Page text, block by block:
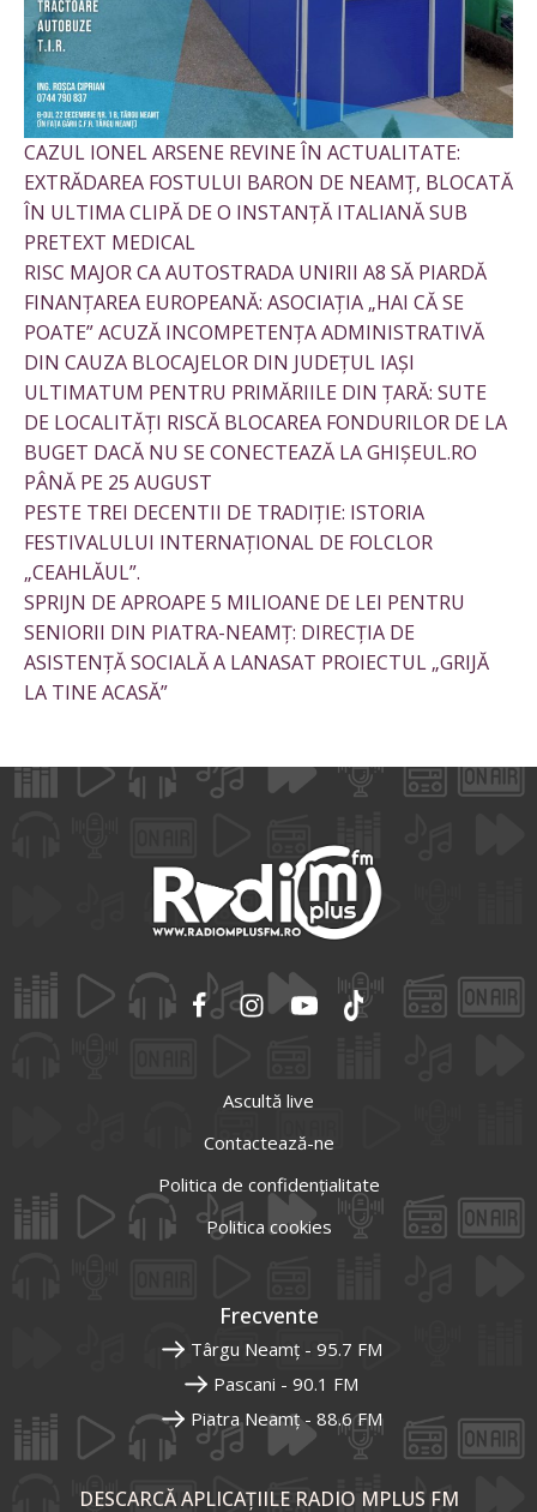
CAZUL IONEL ARSENE REVINE ÎN ACTUALITATE:
EXTRĂDAREA FOSTULUI BARON DE NEAMȚ, BLOCATĂ
ÎN ULTIMA CLIPĂ DE O INSTANȚĂ ITALIANĂ SUB
PRETEXT MEDICAL
RISC MAJOR CA AUTOSTRADA UNIRII A8 SĂ PIARDĂ
FINANȚAREA EUROPEANĂ: ASOCIAȚIA „HAI CĂ SE
POATE” ACUZĂ INCOMPETENȚA ADMINISTRATIVĂ
DIN CAUZA BLOCAJELOR DIN JUDEȚUL IAȘI
ULTIMATUM PENTRU PRIMĂRIILE DIN ȚARĂ: SUTE
DE LOCALITĂȚI RISCĂ BLOCAREA FONDURILOR DE LA
BUGET DACĂ NU SE CONECTEAZĂ LA GHIȘEUL.RO
PÂNĂ PE 25 AUGUST
PESTE TREI DECENTII DE TRADIȚIE: ISTORIA
FESTIVALULUI INTERNAȚIONAL DE FOLCLOR
„CEAHLĂUL”.
SPRIJN DE APROAPE 5 MILIOANE DE LEI PENTRU
SENIORII DIN PIATRA-NEAMȚ: DIRECȚIA DE
ASISTENȚĂ SOCIALĂ A LANASAT PROIECTUL „GRIJĂ
LA TINE ACASĂ”
Ascultă live
Contactează-ne
Politica de confidențialitate
Politica cookies
Frecvente
Târgu Neamț - 95.7 FM
Pascani - 90.1 FM
Piatra Neamț - 88.6 FM
DESCARCĂ APLICAȚIILE RADIO MPLUS FM